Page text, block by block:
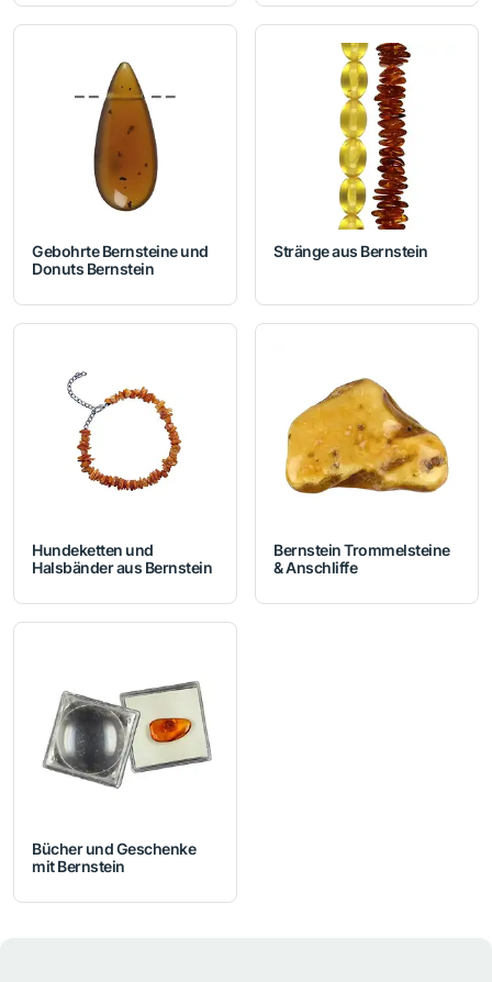
Gebohrte Bernsteine und
Donuts Bernstein
Stränge aus Bernstein
Hundeketten und
Halsbänder aus Bernstein
Bernstein Trommelsteine
& Anschliffe
Bücher und Geschenke
mit Bernstein